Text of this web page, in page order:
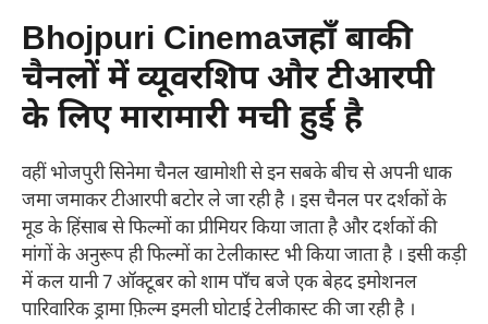
Bhojpuri Cinemaजहाँ बाकी
चैनलों में व्यूवरशिप और टीआरपी
के लिए मारामारी मची हुई है
वहीं भोजपुरी सिनेमा चैनल खामोशी से इन सबके बीच से अपनी धाक
जमा जमाकर टीआरपी बटोर ले जा रही है । इस चैनल पर दर्शकों के
मूड के हिंसाब से फिल्मों का प्रीमियर किया जाता है और दर्शकों की
मांगों के अनुरूप ही फिल्मों का टेलीकास्ट भी किया जाता है । इसी कड़ी
में कल यानी 7 ऑक्टूबर को शाम पाँच बजे एक बेहद इमोशनल
पारिवारिक ड्रामा फ़िल्म इमली घोटाई टेलीकास्ट की जा रही है ।